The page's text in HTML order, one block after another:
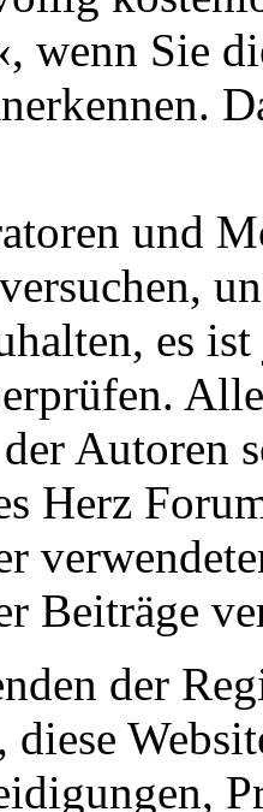
wenn Sie
und
es
Autoren
Herz
Beiträge
der
diese